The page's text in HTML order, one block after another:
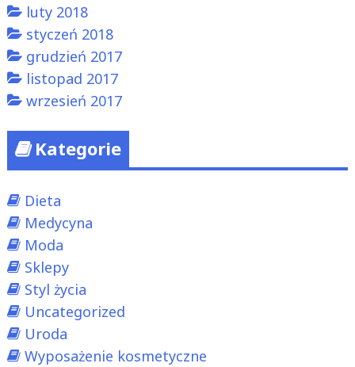
luty 2018
styczeń 2018
grudzień 2017
listopad 2017
wrzesień 2017
Kategorie
Dieta
Medycyna
Moda
Sklepy
Styl życia
Uncategorized
Uroda
Wyposażenie kosmetyczne